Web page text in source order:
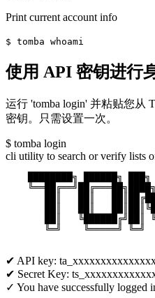
Print current account info
$ tomba whoami
使用 API 密钥进行
运行 'tomba login' 并粘贴您从
密钥。只需设置一次。
$ tomba login
cli utility to search or verify lists
████████╗ ██████╗
██║   ██║
██║   ██║
██║   ╚██████╔╝██║
╚═╝    ╚═════╝ ╚═╝
✔ API key:
✔ Secret Key:
✓ You have successfully logged